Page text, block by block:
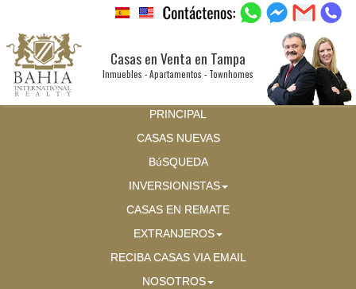
Casas en Venta en Tampa
Inmuebles - Apartamentos - Townhomes
PRINCIPAL
CASAS NUEVAS
BúSQUEDA
INVERSIONISTAS
CASAS EN REMATE
EXTRANJEROS
RECIBA CASAS VIA EMAIL
NOSOTROS